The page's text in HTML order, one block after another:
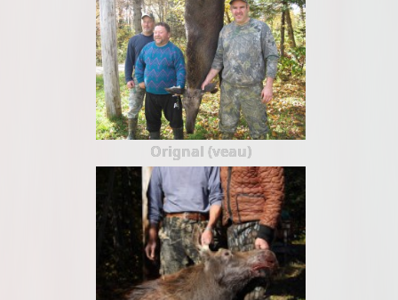
Orignal (veau)